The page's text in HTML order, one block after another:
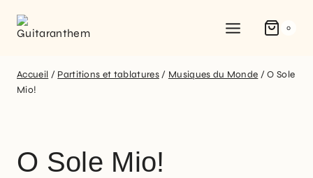
0
Accueil / Partitions et tablatures / Musiques du Monde / O Sole
Mio!
O Sole Mio!